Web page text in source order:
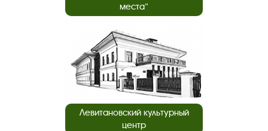
места”
Левитановский культурный
центр